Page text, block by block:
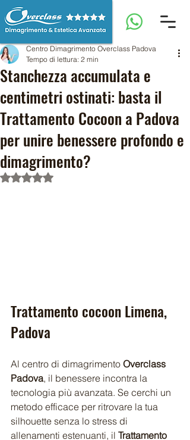
Stanchezza accumulata e
centimetri ostinati: basta il
Trattamento Cocoon a Padova
per unire benessere profondo e
dimagrimento?
Centro Dimagrimento Overclass Padova
Tempo di lettura: 2 min
Valutazione NaN stelle su 5.
Trattamento cocoon Limena,
Padova
Al centro di dimagrimento Overclass
Padova, il benessere incontra la
tecnologia più avanzata. Se cerchi un
metodo efficace per ritrovare la tua
silhouette senza lo stress di
allenamenti estenuanti, il Trattamento